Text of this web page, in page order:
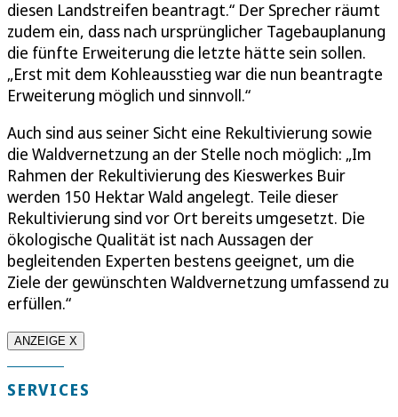
diesen Landstreifen beantragt.“ Der Sprecher räumt
zudem ein, dass nach ursprünglicher Tagebauplanung
die fünfte Erweiterung die letzte hätte sein sollen.
„Erst mit dem Kohleausstieg war die nun beantragte
Erweiterung möglich und sinnvoll.“
Auch sind aus seiner Sicht eine Rekultivierung sowie
die Waldvernetzung an der Stelle noch möglich: „Im
Rahmen der Rekultivierung des Kieswerkes Buir
werden 150 Hektar Wald angelegt. Teile dieser
Rekultivierung sind vor Ort bereits umgesetzt. Die
ökologische Qualität ist nach Aussagen der
begleitenden Experten bestens geeignet, um die
Ziele der gewünschten Waldvernetzung umfassend zu
erfüllen.“
ANZEIGE X
SERVICES